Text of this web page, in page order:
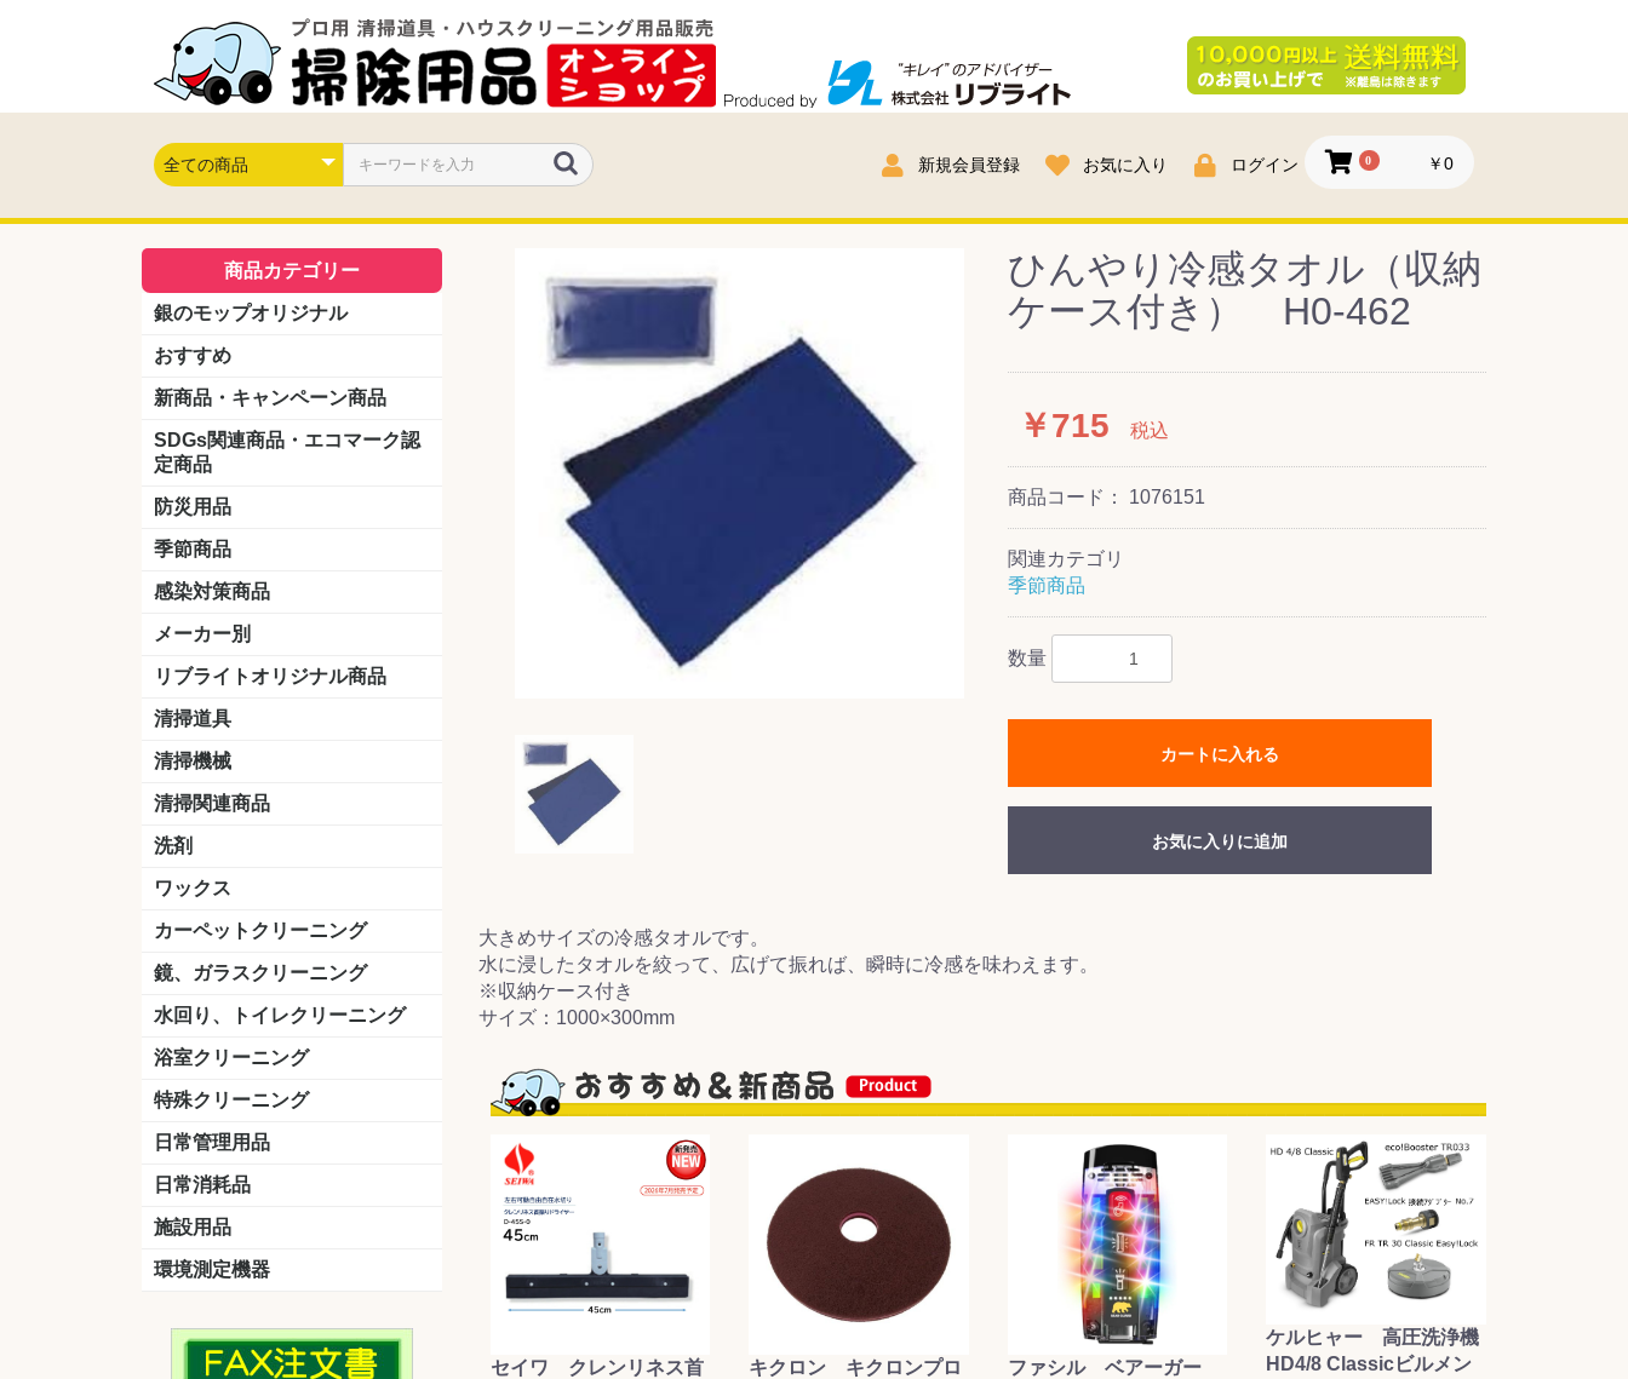
新規会員登録 お気に入り ログイン 0 ￥0
商品カテゴリー
銀のモップオリジナル
おすすめ
新商品・キャンペーン商品
キャンペーン商品
新製品
SDGs関連商品・エコマーク認
定商品
防災用品
季節商品
感染対策商品
おう吐物
除菌洗剤
うがい薬
マスク
手洗い石鹸
手指消毒
手袋
メーカー別
クオリティ
ニイタカ
シーバイエス
ニュートラ フロアケアシ
リンレイ
ペンギンワックス
横浜油脂工業
ミッケル化学（旧：スイショウ
ユシロ化学
コニシ
つやげん
ダイカ商事
スリーエムジャパン
山崎産業
テラモト
セイワ
エトレー
ラバーメイド
ジャパックス
日本サニパック
ケルヒャー
マキタ
ショーワグローブ
花王
サラヤ
アルボース
コスケム
ミヤキ
紺商
信徳ポミー
リブライトオリジナル商品
LLオレンジクリーナー
LL油脂専用クリーナー
LLワックスモップ
LL-21
マーベラスiL
清掃道具
ほうき
ちりとり
モップ及び関連品 ワンタッチ式モップ
水切りドライヤー
その他アタッチメント
(ワンタッチ式用)
モップ ワックス塗布
ハードフロア用ダストモップ
テラモト
その他
清掃機械
掃除機
ドライバキューム
アップライトバキューム
コードレスタイプ
高圧洗浄機
吸水機
カーペット用マシン
送風機
ポリッシャー スタンダード
高速回転
ハンディポリッシャー
関連商品
ポリッシャー・自動床洗浄機用
掃除機用紙パック
その他
清掃関連商品
ダストカート
台車
移動式バレット
脚立
モップハンガー
サインボード
光沢計
カーペット汚染度計
洗剤
床用表面洗浄剤
ハクリ剤
厨房用
工場用
石材用
サビ用
木材用
タイル用
外壁用
壁面用
手あか用
病院用
除菌用
ワックス
樹脂ワックス
シーバイエス
ペンギンワックス
スイショウ
信徳ポミー
半樹脂ワックス
フローリング用
病院用ワックス
中性ワックス
石材用
木床用
その他
カーペットクリーニング
洗剤
ガム除去剤
シミ抜き剤
ブラシ
パット
その他
鏡、ガラスクリーニング
ガラスワイパー
シャンパー(ウオッシャー)
ガラススクイジー
ケレン
ツールホルダー
洗剤 うろこ取り
天井・高所作業
水回り、トイレクリーニング
洗剤
尿石除去剤
水アカ除去剤
排水管つまり除去剤
消臭・防臭剤
道具
浴室クリーニング
洗剤
バスクリーナー
カビ取り剤
道具
特殊クリーニング
石材
エアコン
リンス&中和剤&前処理
外壁
その他
日常管理用品
クリーナー
洗濯用洗剤
油汚れ落とし
サビ取り剤
タバコ専用消臭
日常消耗品
トイレットペーパー
ペーパータオル
便座除菌クリーナー
ポリ袋
施設用品
マット・他
ベンチ
灰皿
傘立
くず入れ
環境測定機器
ひんやり冷感タオル（収納
ケース付き） H0-462
￥715 税込
商品コード： 1076151
関連カテゴリ
季節商品
数量
カートに入れる
お気に入りに追加
大きめサイズの冷感タオルです。
水に浸したタオルを絞って、広げて振れば、瞬時に冷感を味わえます。
※収納ケース付き
サイズ：1000×300mm
セイワ クレンリネス首
キクロン キクロンプロ
ファシル ベアーガー
ケルヒャー 高圧洗浄機
HD4/8 Classicビルメン